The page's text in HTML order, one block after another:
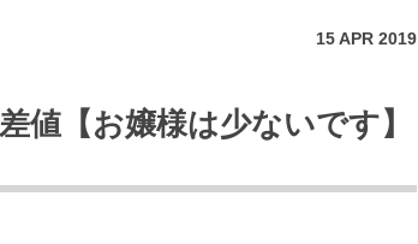
15APR 2019
値【お嬢様は少ないです】